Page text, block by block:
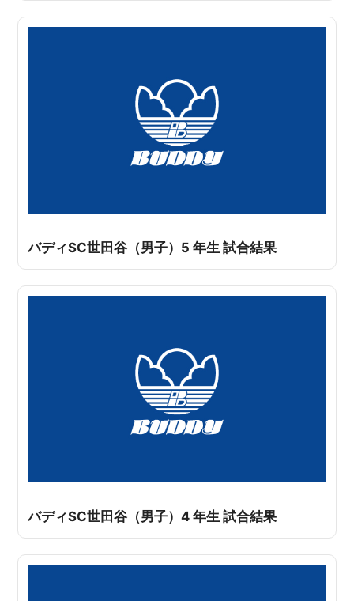
バディSC世田谷（男子）5 年生 試合結果
バディSC世田谷（男子）4 年生 試合結果